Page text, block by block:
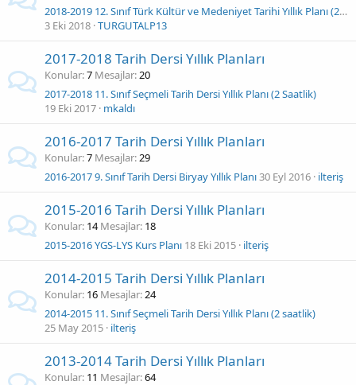
2018-2019 12. Sınıf Türk Kültür ve Medeniyet Tarihi Yıllık Planı (2 Saat Yeni Müf)
3 Eki 2018 TURGUTALP13
2017-2018 Tarih Dersi Yıllık Planları
Konular 7 Mesajlar 20
2017-2018 11. Sınıf Seçmeli Tarih Dersi Yıllık Planı (2 Saatlik)
19 Eki 2017 mkaldı
2016-2017 Tarih Dersi Yıllık Planları
Konular 7 Mesajlar 29
2016-2017 9. Sınıf Tarih Dersi Biryay Yıllık Planı30 Eyl 2016 ilteriş
2015-2016 Tarih Dersi Yıllık Planları
Konular 14 Mesajlar 18
2015-2016 YGS-LYS Kurs Planı 18 Eki 2015 ilteriş
2014-2015 Tarih Dersi Yıllık Planları
Konular 16 Mesajlar 24
2014-2015 11. Sınıf Seçmeli Tarih Dersi Yıllık Planı (2 saatlik)
25 May 2015 ilteriş
2013-2014 Tarih Dersi Yıllık Planları
Konular 11 Mesajlar 64